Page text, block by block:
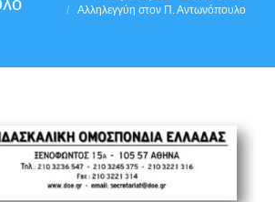
Αλληλεγγύη στον Π. Αντωνόπουλο